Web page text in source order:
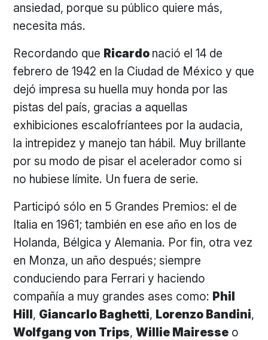
ansiedad, porque su público quiere más,
necesita más.
Recordando que Ricardo nació el 14 de
febrero de 1942 en la Ciudad de México y que
dejó impresa su huella muy honda por las
pistas del país, gracias a aquellas
exhibiciones escalofríantees por la audacia,
la intrepidez y manejo tan hábil. Muy brillante
por su modo de pisar el acelerador como si
no hubiese límite. Un fuera de serie.
Participó sólo en 5 Grandes Premios: el de
Italia en 1961; también en ese año en los de
Holanda, Bélgica y Alemania. Por fin, otra vez
en Monza, un año después; siempre
conduciendo para Ferrari y haciendo
compañía a muy grandes ases como: Phil
Hill, Giancarlo Baghetti, Lorenzo Bandini,
Wolfgang von Trips,Willie Mairesse o